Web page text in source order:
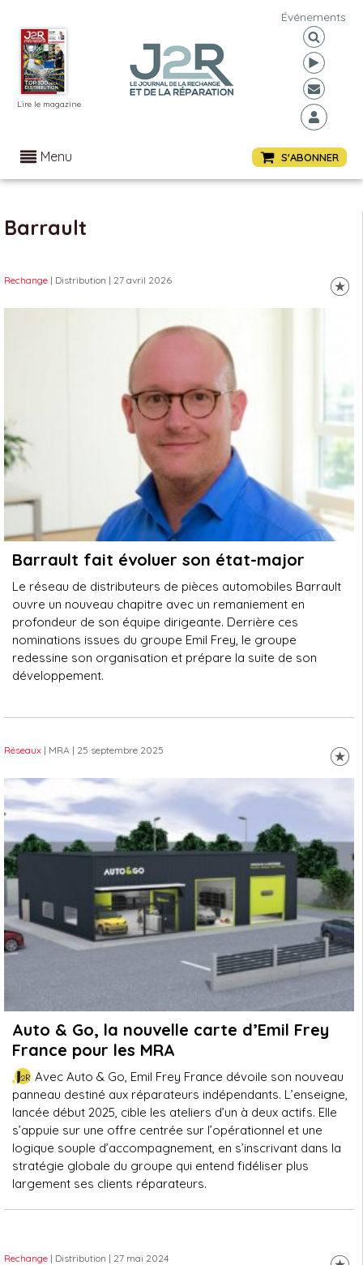
Lire le magazine
Événements
Menu S'ABONNER
Barrault
Rechange | Distribution | 27 avril 2026
Barrault fait évoluer son état-major
Le réseau de distributeurs de pièces automobiles Barrault
ouvre un nouveau chapitre avec un remaniement en
profondeur de son équipe dirigeante. Derrière ces
nominations issues du groupe Emil Frey, le groupe
redessine son organisation et prépare la suite de son
développement.
Réseaux | MRA | 25 septembre 2025
Auto & Go, la nouvelle carte d’Emil Frey
France pour les MRA
Avec Auto & Go, Emil Frey France dévoile son nouveau
panneau destiné aux réparateurs indépendants. L’enseigne,
lancée début 2025, cible les ateliers d’un à deux actifs. Elle
s’appuie sur une offre centrée sur l’opérationnel et une
logique souple d’accompagnement, en s’inscrivant dans la
stratégie globale du groupe qui entend fidéliser plus
largement ses clients réparateurs.
Rechange | Distribution | 27 mai 2024